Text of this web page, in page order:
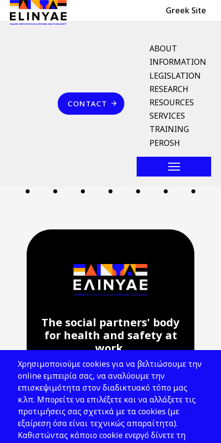
Skip to main content
Header Top Greek Site
English Menu
ABOUT
INFORMATION
LEGISLATION
RESEARCH
RESOURCES
SERVICES
TRAINING
PEROSH
Επικοινωνία
CONTACT
Breadcrumb
όροφος
The social partners' body
for health and safety at
work.
Address: 143 Liosion & 6 Thirsiou, 104
45, Athens
T: 210 82 00 100
e: info@elinyae.gr
Follow Us
Χρησιμοποιούμε cookies για να βελτιώσουμε την
online εμπειρία σας, να αναλύουμε την
επισκεψιμότητα στον διαδικτυακό τόπο μας
κ.λπ. Μπορείτε να επιλέξετε και να αλλάξετε τις
προτιμήσεις σας σχετικά με τα cookies (με
εξαίρεση όσα είναι τεχνικώς απαραίτητα).
Καθιστώντας κάποιο cookie ενεργό δίνετε τη